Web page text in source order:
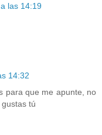
las 14:19
14:32
para que me apunte, no
tú